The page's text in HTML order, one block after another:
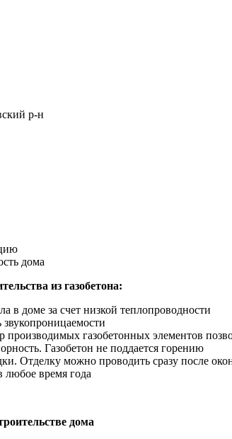
р-н
дома
из газобетона:
в доме за счет низкой теплопроводности
газобетонных элементов
Газобетон не поддается горению
Отделку можно проводить сразу после
любое время года
дома